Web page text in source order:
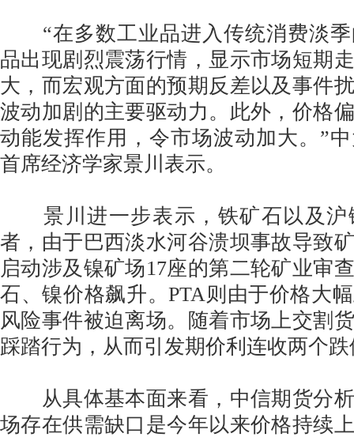
“在多数工业品进入传统消费淡季
品出现剧烈震荡行情，显示市场短期
大，而宏观方面的预期反差以及事件
波动加剧的主要驱动力。此外，价格
动能发挥作用，令市场波动加大。”
首席经济学家景川表示。
景川进一步表示，铁矿石以及沪
者，由于巴西淡水河谷溃坝事故导致
启动涉及镍矿场17座的第二轮矿业审
石、镍价格飙升。PTA则由于价格大
风险事件被迫离场。随着市场上交割
踩踏行为，从而引发期价利连收两个
从具体基本面来看，中信期货分析
场存在供需缺口是今年以来价格持续